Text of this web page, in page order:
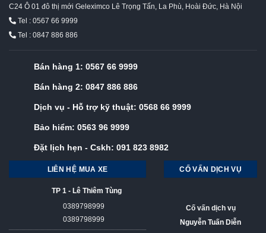
C24 Ô 01 đô thị mới Geleximco Lê Trọng Tấn, La Phù, Hoài Đức, Hà Nội
Tel : 0567 66 9999
Tel : 0847 886 886
Bán hàng 1: 0567 66 9999
Bán hàng 2: 0847 886 886
Dịch vụ - Hỗ trợ kỹ thuật: 0568 66 9999
Bảo hiểm: 0563 96 9999
Đặt lịch hẹn - Cskh: 091 823 8982
LIÊN HỆ MUA XE
TP 1 - Lê Thiêm Tùng
0389798999
0389798999
CỐ VẤN DỊCH VỤ
Cố vấn dịch vụ
Nguyễn Tuấn Diễn